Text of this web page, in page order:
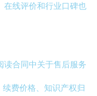
在线评价和行业口碑也
读合同中关于售后服务
费价格、知识产权归